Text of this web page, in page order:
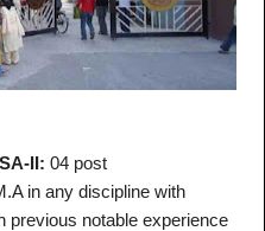
II: 04 post
in any discipline with
previous notable experience